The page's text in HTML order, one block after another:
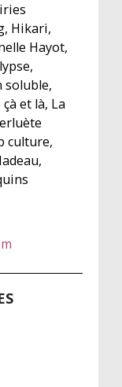
Hikari,
Hayot,
soluble,
et là, La
culture,